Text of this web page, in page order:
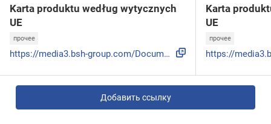
Karta produktu według wytycznych
UE
прочее
https://media3.bsh-group.com/Documents/eudatasheet/pl-PL/DH...
Karta
UE
прочее
Добавить ссылку